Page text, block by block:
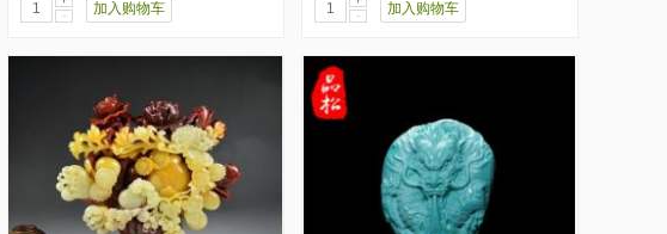
-
加入购物车
-
加入购物车